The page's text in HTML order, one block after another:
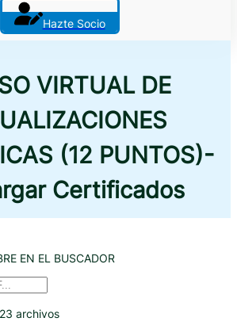
Hazte Socio
VIRTUAL DE
(12 PUNTOS)-
Certificados
EN EL BUSCADOR
archivos